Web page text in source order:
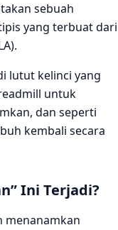
sebuah
yang terbuat dari
lutut kelinci yang
untuk
dan seperti
kembali secara
Ini Terjadi?
menanamkan